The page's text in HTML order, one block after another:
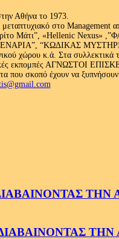
Αθήνα το 1973.
στο Management
Μάτι”, «Hellenic Nexus»
“ΚΩΔΙΚΑΣ ΜΥΣΤΗΡΙΩΝ”
χώρου κ.ά. Στα
εκπομπές ΑΓΝΩΣΤΟΙ
έχουν να ξυπνήσουν
ΤΗΝ
ΤΗΝ